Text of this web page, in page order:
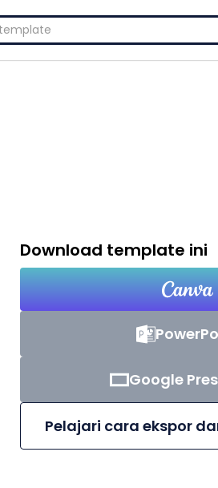
Download template ini
Google
Pelajari cara ekspor